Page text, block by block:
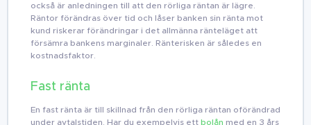
också är anledningen till att den rörliga räntan är lägre.
Räntor förändras över tid och låser banken sin ränta mot
kund riskerar förändringar i det allmänna ränteläget att
försämra bankens marginaler. Ränterisken är således en
kostnadsfaktor.
Fast ränta
En fast ränta är till skillnad från den rörliga räntan oförändrad
under avtalstiden. Har du exempelvis ett bolån med en 3 års